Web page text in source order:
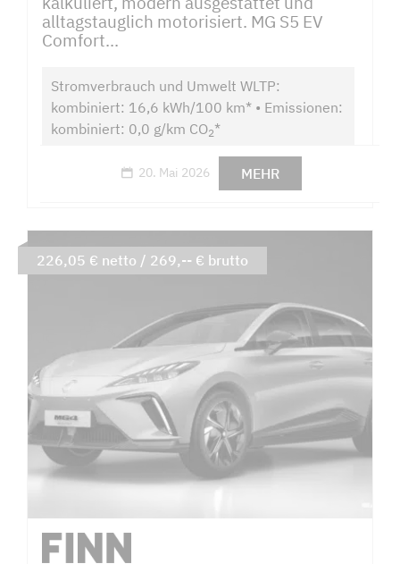
alltagstauglich motorisiert. MG S5 EV
Comfort...
Stromverbrauch und Umwelt WLTP:
kombiniert: 16,6 kWh/100 km* • Emissionen:
kombiniert: 0,0 g/km CO2*
20. Mai 2026 MEHR
226,05 € netto / 269,-- € brutto